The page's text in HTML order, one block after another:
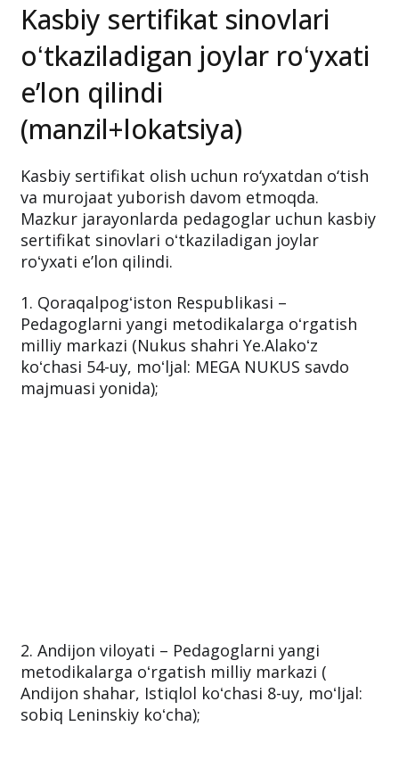
Kasbiy sertifikat sinovlari
oʻtkaziladigan joylar roʻyxati
e’lon qilindi
(manzil+lokatsiya)
Kasbiy sertifikat olish uchun ro‘yxatdan o‘tish
va murojaat yuborish davom etmoqda.
Mazkur jarayonlarda pedagoglar uchun kasbiy
sertifikat sinovlari oʻtkaziladigan joylar
roʻyxati e’lon qilindi.
1. Qoraqalpogʻiston Respublikasi –
Pedagoglarni yangi metodikalarga oʻrgatish
milliy markazi (Nukus shahri Ye.Alakoʻz
koʻchasi 54-uy, moʻljal: MEGA NUKUS savdo
majmuasi yonida);
2. Andijon viloyati – Pedagoglarni yangi
metodikalarga oʻrgatish milliy markazi (
Andijon shahar, Istiqlol koʻchasi 8-uy, moʻljal:
sobiq Leninskiy koʻcha);